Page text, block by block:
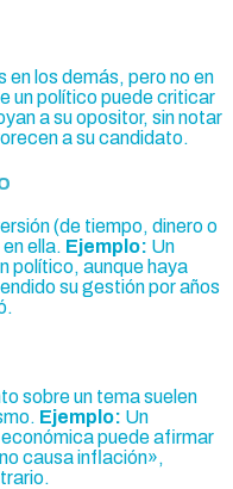
los demás, pero no en
un político puede criticar
a su opositor, sin notar
a su candidato.
(de tiempo, dinero o
ella. Ejemplo: Un
político, aunque haya
su gestión por años
sobre un tema suelen
Ejemplo: Un
puede afirmar
causa inflación»,